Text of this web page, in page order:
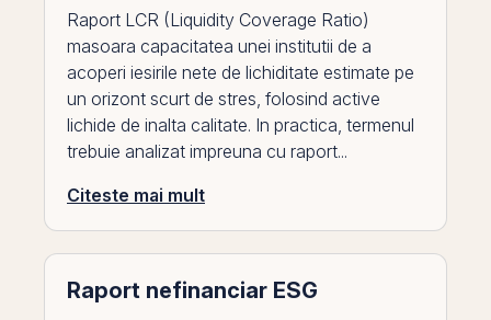
Raport LCR (Liquidity Coverage Ratio)
masoara capacitatea unei institutii de a
acoperi iesirile nete de lichiditate estimate pe
un orizont scurt de stres, folosind active
lichide de inalta calitate. In practica, termenul
trebuie analizat impreuna cu raport...
Citeste mai mult
Raport nefinanciar ESG